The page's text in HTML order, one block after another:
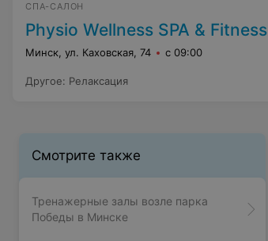
СПА-САЛОН
Physio Wellness SPA & Fitness
Минск, ул. Каховская, 74 с 09:00
Другое: Релаксация
Смотрите также
Тренажерные залы возле парка
Победы в Минске